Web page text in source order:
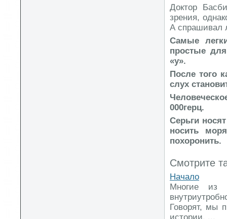
Доктор
зрения,
А спрашивал
Самые
простые
«у».
После того
слух
000герц.
Серьги
носить
похоронить.
Смотрите
Начало
Многие из
Говорят, мы